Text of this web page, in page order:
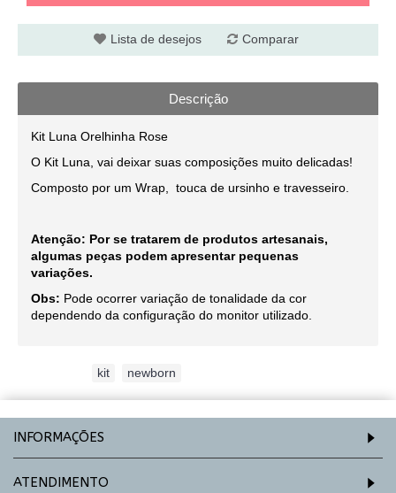
Lista de desejos Comparar
Descrição
Kit Luna Orelhinha Rose
O Kit Luna, vai deixar suas composições muito delicadas!
Composto por um Wrap, touca de ursinho e travesseiro.
Atenção: Por se tratarem de produtos artesanais,
algumas peças podem apresentar pequenas
variações.
Obs: Pode ocorrer variação de tonalidade da cor
dependendo da configuração do monitor utilizado.
kit newborn
INFORMAÇÕES
ATENDIMENTO